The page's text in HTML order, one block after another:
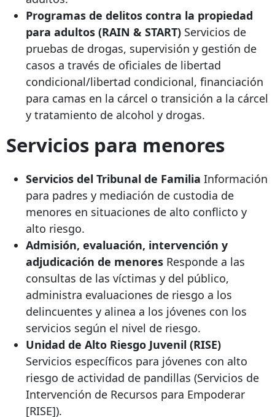
Programas de delitos contra la propiedad
para adultos (RAIN & START) Servicios de
pruebas de drogas, supervisión y gestión de
casos a través de oficiales de libertad
condicional/libertad condicional, financiación
para camas en la cárcel o transición a la cárcel
y tratamiento de alcohol y drogas.
Servicios para menores
Servicios del Tribunal de Familia Información
para padres y mediación de custodia de
menores en situaciones de alto conflicto y
alto riesgo.
Admisión, evaluación, intervención y
adjudicación de menores Responde a las
consultas de las víctimas y del público,
administra evaluaciones de riesgo a los
delincuentes y alinea a los jóvenes con los
servicios según el nivel de riesgo.
Unidad de Alto Riesgo Juvenil (RISE)
Servicios específicos para jóvenes con alto
riesgo de actividad de pandillas (Servicios de
Intervención de Recursos para Empoderar
[RISE]).